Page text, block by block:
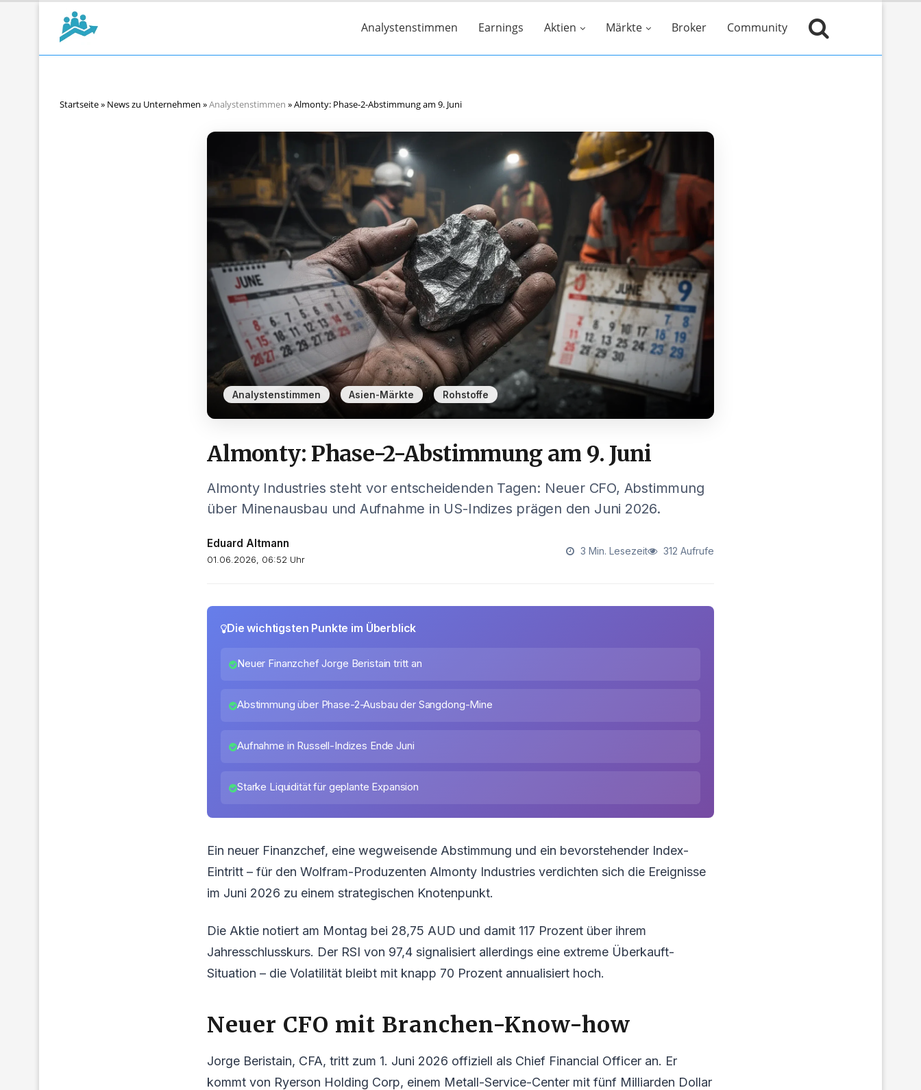
Analystenstimmen Earnings Aktien Märkte Broker Community
Startseite» News zu Unternehmen »Analystenstimmen »Almonty: Phase-2-Abstimmung am 9. Juni
Analystenstimmen , Asien-Märkte , Rohstoffe
Almonty: Phase-2-Abstimmung am 9. Juni
Almonty Industries steht vor entscheidenden Tagen: Neuer CFO, Abstimmung
über Minenausbau und Aufnahme in US-Indizes prägen den Juni 2026.
Eduard Altmann
01.06.2026, 06:52 Uhr
3 Min. Lesezeit 312 Aufrufe
Die wichtigsten Punkte im Überblick
Neuer Finanzchef Jorge Beristain tritt an
Abstimmung über Phase-2-Ausbau der Sangdong-Mine
Aufnahme in Russell-Indizes Ende Juni
Starke Liquidität für geplante Expansion
Ein neuer Finanzchef, eine wegweisende Abstimmung und ein bevorstehender Index-
Eintritt – für den Wolfram-Produzenten Almonty Industries verdichten sich die Ereignisse
im Juni 2026 zu einem strategischen Knotenpunkt.
Die Aktie notiert am Montag bei 28,75 AUD und damit 117 Prozent über ihrem
Jahresschlusskurs. Der RSI von 97,4 signalisiert allerdings eine extreme Überkauft-
Situation – die Volatilität bleibt mit knapp 70 Prozent annualisiert hoch.
Neuer CFO mit Branchen-Know-how
Jorge Beristain, CFA, tritt zum 1. Juni 2026 offiziell als Chief Financial Officer an. Er
kommt von Ryerson Holding Corp, einem Metall-Service-Center mit fünf Milliarden Dollar